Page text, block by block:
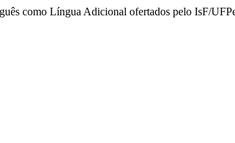
como Língua Adicional ofertados pelo IsF/